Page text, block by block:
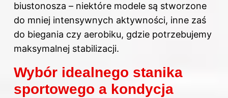
biustonosza – niektóre modele są stworzone
do mniej intensywnych aktywności, inne zaś
do biegania czy aerobiku, gdzie potrzebujemy
maksymalnej stabilizacji.
Wybór idealnego stanika
sportowego a kondycja